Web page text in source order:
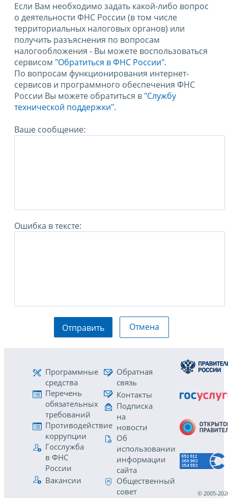
Если Вам необходимо задать какой-либо вопрос
о деятельности ФНС России (в том числе
территориальных налоговых органов) или
получить разъяснения по вопросам
налогообложения - Вы можете воспользоваться
сервисом "Обратиться в ФНС России".
По вопросам функционирования интернет-
сервисов и программного обеспечения ФНС
России Вы можете обратиться в "Службу
технической поддержки".
Ваше сообщение:
Ошибка в тексте:
Отправить Отмена
Программные
средства
Перечень
обязательных
требований
Противодействие
коррупции
Госслужба
в ФНС
России
Вакансии
Обратная
связь
Контакты
Подписка
на
новости
Об
использовании
информации
сайта
Общественный
совет
© 2005-